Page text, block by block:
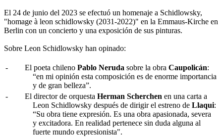
El 24 de junio del 2023 se efectuó un homenaje a Schidlowsky,
"homage à leon schidlowsky (2031-2022)" en la Emmaus-Kirche en
Berlin con un concierto y una exposición de sus pinturas.
Sobre Leon Schidlowsky han opinado:
- El poeta chileno Pablo Neruda sobre la obra Caupolicán:
“en mi opinión esta composición es de enorme importancia
y de gran belleza”.
-
El director de orquesta Herman Scherchen en una carta a
Leon Schidlowsky después de dirigir el estreno de Llaqui:
“Su obra tiene expresión. Es una obra apasionada, severa
y excitadora. En realidad pertenece sin duda alguna al
fuerte mundo expresionista".